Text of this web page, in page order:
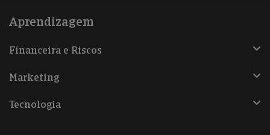
Aprendizagem
Financeira e Riscos
Marketing
Tecnologia